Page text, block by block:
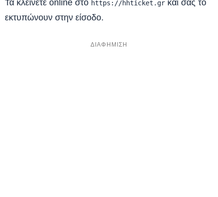
Τα κλείνετε online στο https://hhticket.gr και σας το
εκτυπώνουν στην είσοδο.